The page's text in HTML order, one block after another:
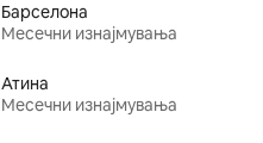
Барселона
Месечни изнајмувања
Атина
Месечни изнајмувања